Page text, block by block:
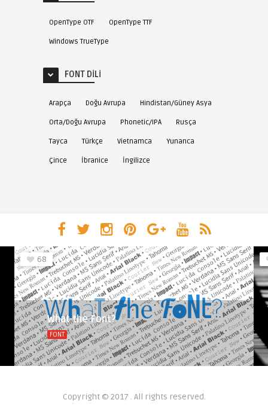
OpenType OTF OpenType TTF
Windows TrueType
FONT DILI
Arapça Doğu Avrupa Hindistan/Güney Asya
Orta/Doğu Avrupa Phonetic/IPA Rusça
Tayca Türkçe Vietnamca Yunanca
Çince İbranice İngilizce
68
What the Font?
FONT
Copyright © 2017 . All rights reserved.